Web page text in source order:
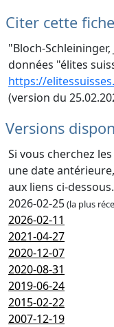
Citer cette fiche
"Bloch-Schleininger,
données "élites
https://
(version du
Versions
Si vous cherchez
une date
aux liens ci-dessous.
2026-02-25(la plus
2026-02-11
2021-04-27
2020-12-07
2020-08-31
2019-06-24
2015-02-22
2007-12-19